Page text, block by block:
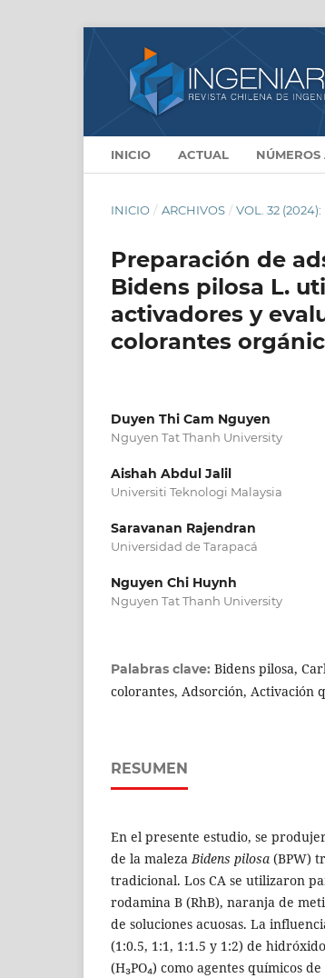
INICIO ACTUAL NÚMEROS
INICIO / ARCHIVOS / VOL. 32
Preparación de
Bidens pilosa L.
activadores y
colorantes
Duyen Thi Cam Nguyen
Nguyen Tat Thanh University
Aishah Abdul Jalil
Universiti Teknologi Malaysia
Saravanan Rajendran
Universidad de Tarapacá
Nguyen Chi Huynh
Nguyen Tat Thanh University
Palabras clave: Bidens pilosa,
colorantes, Adsorción, Activación
RESUMEN
En el presente estudio, se
de la malezaBidens pilosa (BPW)
tradicional. Los CA se utilizaron
rodamina B (RhB), naranja de
de soluciones acuosas. La
(1:0.5, 1:1, 1:1.5 y 1:2) de
(H₃PO₄) como agentes químicos